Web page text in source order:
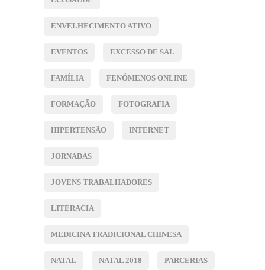
ENVELHECIMENTO ATIVO
EVENTOS EXCESSO DE SAL
FAMÍLIA FENÓMENOS ONLINE
FORMAÇÃO FOTOGRAFIA
HIPERTENSÃO INTERNET
JORNADAS
JOVENS TRABALHADORES
LITERACIA
MEDICINA TRADICIONAL CHINESA
NATAL NATAL 2018 PARCERIAS